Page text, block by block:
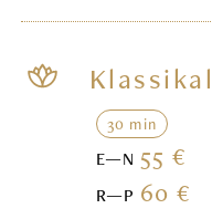
30 min
E—N 55 €
R—P 60 €